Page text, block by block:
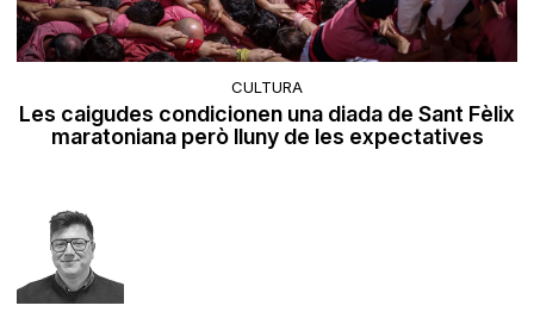
CULTURA
Les caigudes condicionen una diada de Sant Fèlix
maratoniana però lluny de les expectatives